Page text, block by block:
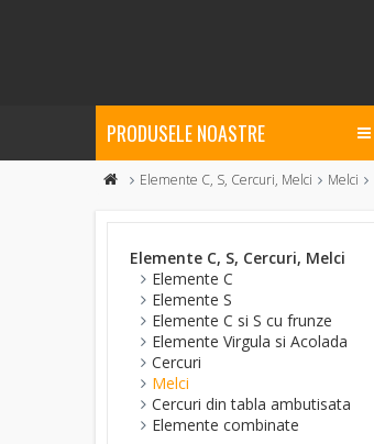
PRODUSELE NOASTRE
Elemente C, S, Cercuri, Melci Melci
Elemente C, S, Cercuri, Melci
Elemente C
Elemente S
Elemente C si S cu frunze
Elemente Virgula si Acolada
Cercuri
Melci
Cercuri din tabla ambutisata
Elemente combinate